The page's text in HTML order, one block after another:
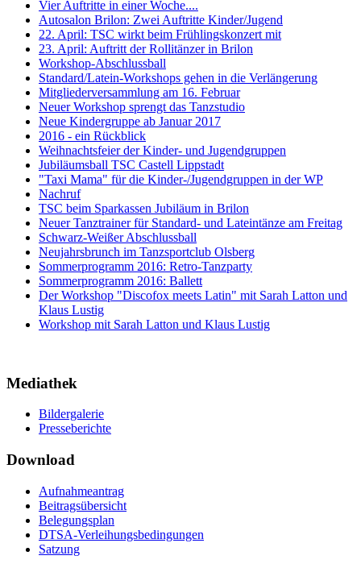
Vier Auftritte in einer Woche....
Autosalon Brilon: Zwei Auftritte Kinder/Jugend
22. April: TSC wirkt beim Frühlingskonzert mit
23. April: Auftritt der Rollitänzer in Brilon
Workshop-Abschlussball
Standard/Latein-Workshops gehen in die Verlängerung
Mitgliederversammlung am 16. Februar
Neuer Workshop sprengt das Tanzstudio
Neue Kindergruppe ab Januar 2017
2016 - ein Rückblick
Weihnachtsfeier der Kinder- und Jugendgruppen
Jubiläumsball TSC Castell Lippstadt
"Taxi Mama" für die Kinder-/Jugendgruppen in der WP
Nachruf
TSC beim Sparkassen Jubiläum in Brilon
Neuer Tanztrainer für Standard- und Lateintänze am Freitag
Schwarz-Weißer Abschlussball
Neujahrsbrunch im Tanzsportclub Olsberg
Sommerprogramm 2016: Retro-Tanzparty
Sommerprogramm 2016: Ballett
Der Workshop "Discofox meets Latin" mit Sarah Latton und
Klaus Lustig
Workshop mit Sarah Latton und Klaus Lustig
Mediathek
Bildergalerie
Presseberichte
Download
Aufnahmeantrag
Beitragsübersicht
Belegungsplan
DTSA-Verleihungsbedingungen
Satzung